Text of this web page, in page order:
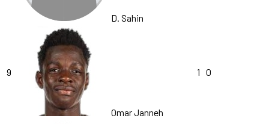
D. Sahin
9
Omar Janneh
1 0